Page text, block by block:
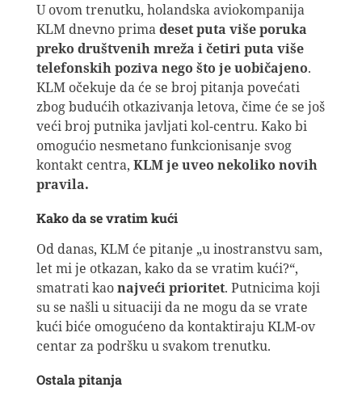
U ovom trenutku, holandska aviokompanija
KLM dnevno primadeset puta više poruka
preko društvenih mreža i četiri puta više
telefonskih poziva nego što je uobičajeno.
KLM očekuje da će se broj pitanja povećati
zbog budućih otkazivanja letova, čime će se još
veći broj putnika javljati kol-centru. Kako bi
omogućio nesmetano funkcionisanje svog
kontakt centra, KLM je uveo nekoliko novih
pravila.
Kako da se vratim kući
Od danas, KLM će pitanje „u inostranstvu sam,
let mi je otkazan, kako da se vratim kući?“,
smatrati kaonajveći prioritet. Putnicima koji
su se našli u situaciji da ne mogu da se vrate
kući biće omogućeno da kontaktiraju KLM-ov
centar za podršku u svakom trenutku.
Ostala pitanja